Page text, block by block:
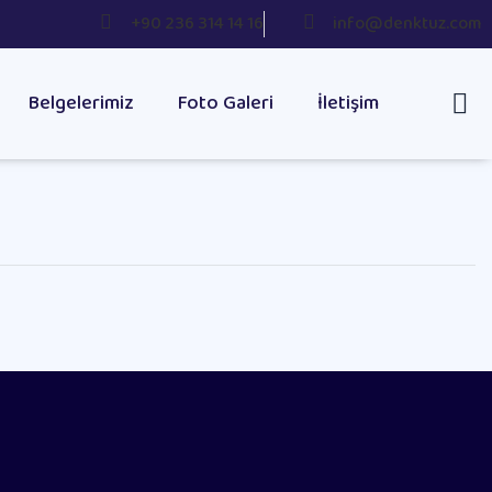
+90 236 314 14 16 info@denktuz.com
Belgelerimiz Foto Galeri İletişim